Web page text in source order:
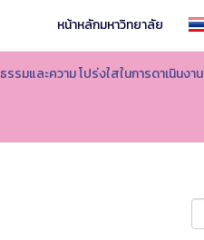
หน้าหลักมหาวิทยาลัย
รมและความ โปร่งใสในการดาเนินง